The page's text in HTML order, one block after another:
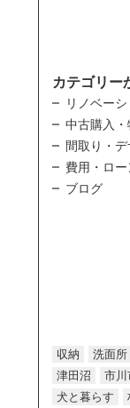
カテゴリー
リノベー
中古購入・
間取り・
費用・ロー
ブログ
収納 洗面所
津田沼
市川
犬と暮らす